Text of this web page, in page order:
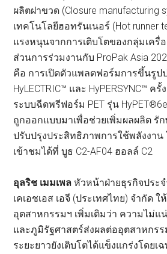
ผลิตฝาขวด (Closure manufacturing
เทคโนโลยีฮอทรันเนอร์ (Hot runner
แรงหนุนจากการเติบโตของกลุ่มเค
ส่วนการร่วมงานกับ ProPak Asia
คือ การเปิดตัวแพลตฟอร์มการขึ้นรูป
HyLECTRIC™ และ HyPERSYNC™
ระบบฉีดพรีฟอร์ม PET รุ่น
ถูกออกแบบมาเพื่อช่วยเพิ่มผลผลิต รั
ปรับปรุงประสิทธิภาพการใช้พลังงาน
เข้าชมได้ที่ บูธ C2-AF04 ฮอลล์ C2
อุลริช เมมเพลหัวหน้าฝ่ายธุรกิจประ
เคเอชเอส เอจี (ประเทศไทย) จำกัด
อุตสาหกรรมฯ เพิ่มเติมว่า ความไม่แ
และภูมิรัฐศาสตร์ส่งผลต่ออุตสาหกร
ระยะยาวยังเติบโตได้แข็งแกร่งโดย